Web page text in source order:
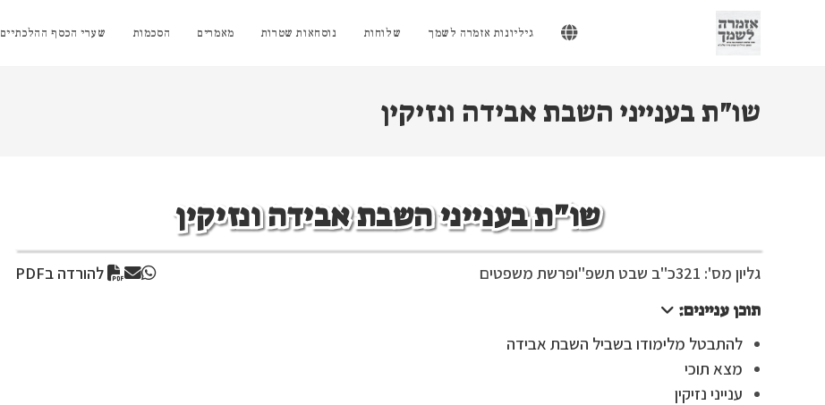
גיליונות אזמרה לשמך שלוחות נוסחאות שטרות מאמרים הסכמות שערי הכסף ההלכתיים
שו"ת בענייני השבת אבידה ונזיקין
שו"ת בענייני השבת אבידה ונזיקין
גליון מס': 321 כ"ב שבט תשפ"ופרשת משפטים
להורדה בPDF
תוכן עניינים:
להתבטל מלימודו בשביל השבת אבידה
מצא תוכי
ענייני נזיקין